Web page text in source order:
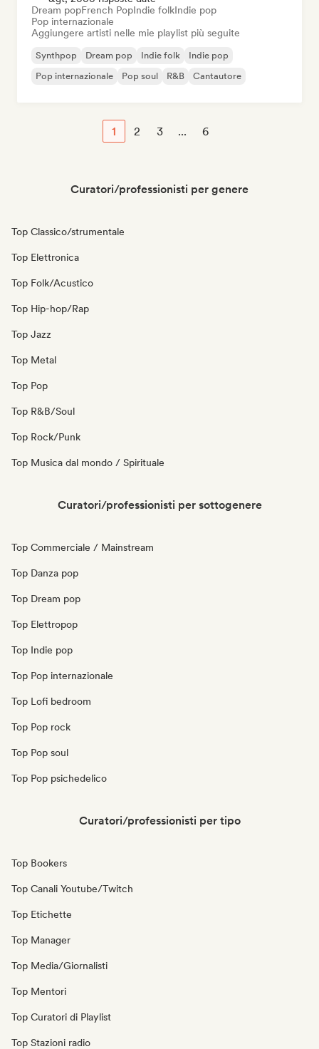
Dream popFrench PopIndie folkIndie pop
Pop internazionale
Aggiungere artisti nelle mie playlist più seguite
Synthpop Dream pop Indie folk
Indie pop
Pop internazionale
Pop soul R&B Cantautore
1 2 3 ... 6
Curatori/professionisti per genere
Top Classico/strumentale
Top Elettronica
Top Folk/Acustico
Top Hip-hop/Rap
Top Jazz
Top Metal
Top Pop
Top R&B/Soul
Top Rock/Punk
Top Musica dal mondo / Spirituale
Curatori/professionisti per sottogenere
Top Commerciale / Mainstream
Top Danza pop
Top Dream pop
Top Elettropop
Top Indie pop
Top Pop internazionale
Top Lofi bedroom
Top Pop rock
Top Pop soul
Top Pop psichedelico
Curatori/professionisti per tipo
Top Bookers
Top Canali Youtube/Twitch
Top Etichette
Top Manager
Top Media/Giornalisti
Top Mentori
Top Curatori di Playlist
Top Stazioni radio